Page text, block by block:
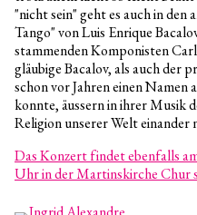
"nicht sein" geht es auch in den
Tango" von Luis Enrique
stammenden Komponisten
gläubige Bacalov, als auch der
schon vor Jahren einen
konnte, äussern in ihrer Musik
Religion unserer Welt einander
Das Konzert findet ebenfalls
Uhr in der Martinskirche Chur